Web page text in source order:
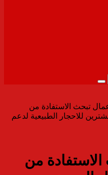
بحث
تبحث الاستفادة من
للاحجار الطبيعية لدعم
من